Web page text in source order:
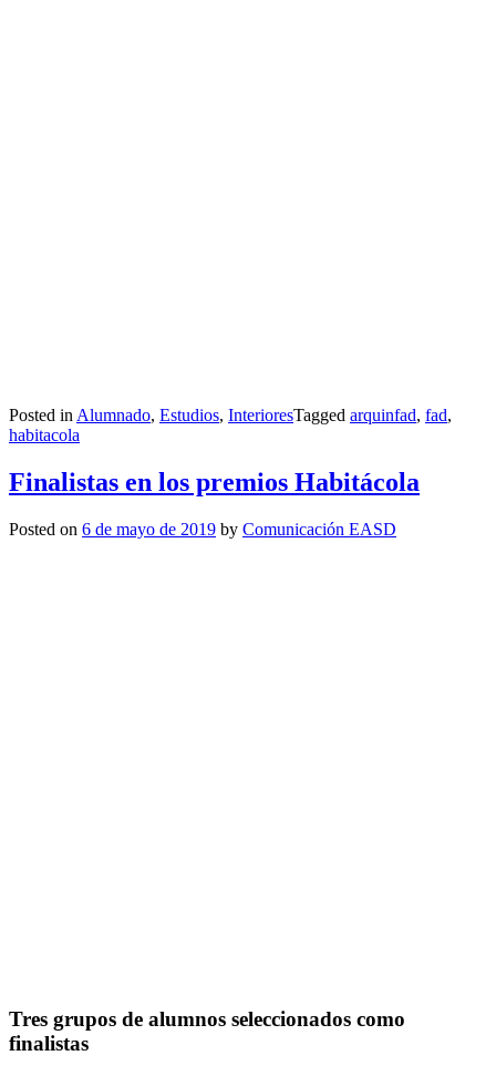
Posted in Alumnado, Estudios, InterioresTagged arquinfad, fad,
habitacola
Finalistas en los premios Habitácola
Posted on 6 de mayo de 2019 by Comunicación EASD
Tres grupos de alumnos seleccionados como
finalistas